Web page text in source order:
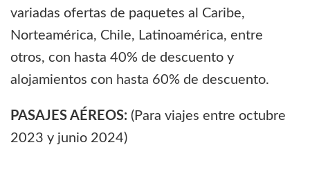
variadas ofertas de paquetes al Caribe,
Norteamérica, Chile, Latinoamérica, entre
otros, con hasta 40% de descuento y
alojamientos con hasta 60% de descuento.
PASAJES AÉREOS: (Para viajes entre octubre
2023 y junio 2024)